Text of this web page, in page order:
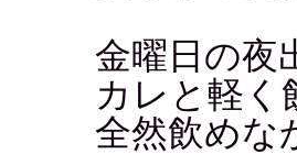
金曜日の夜
カレと軽く
全然飲めな